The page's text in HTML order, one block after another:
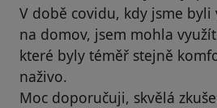
V době covidu, kdy jsme
na domov, jsem mohla
které byly téměř stejně
naživo.
Moc doporučuji, skvělá